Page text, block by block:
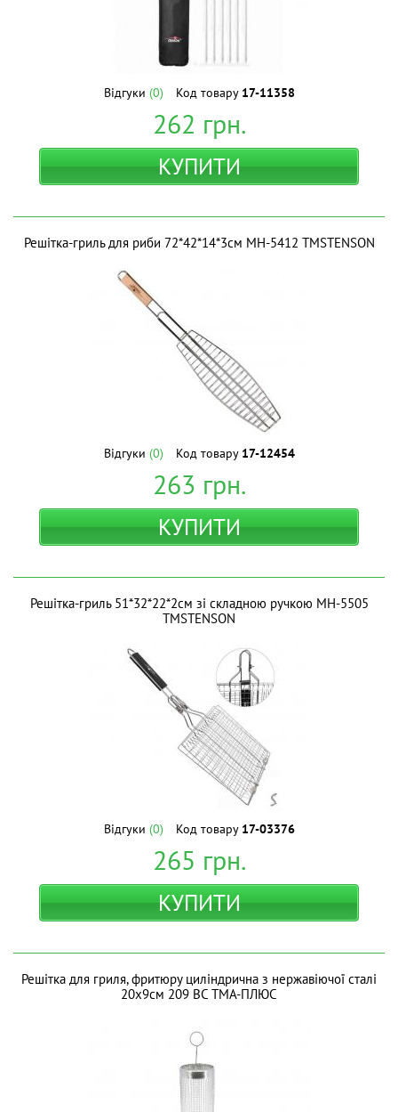
Відгуки (0) Код товару 17-11358
262 грн.
КУПИТИ
Решітка-гриль для риби 72*42*14*3см MH-5412 ТМSTENSON
Відгуки (0) Код товару 17-12454
263 грн.
КУПИТИ
Решiтка-гриль 51*32*22*2см зі складною ручкою MH-5505
ТМSTENSON
Відгуки (0) Код товару 17-03376
265 грн.
КУПИТИ
Решітка для гриля, фритюру циліндрична з нержавіючої сталі
20х9см 209 BC ТМА-ПЛЮС